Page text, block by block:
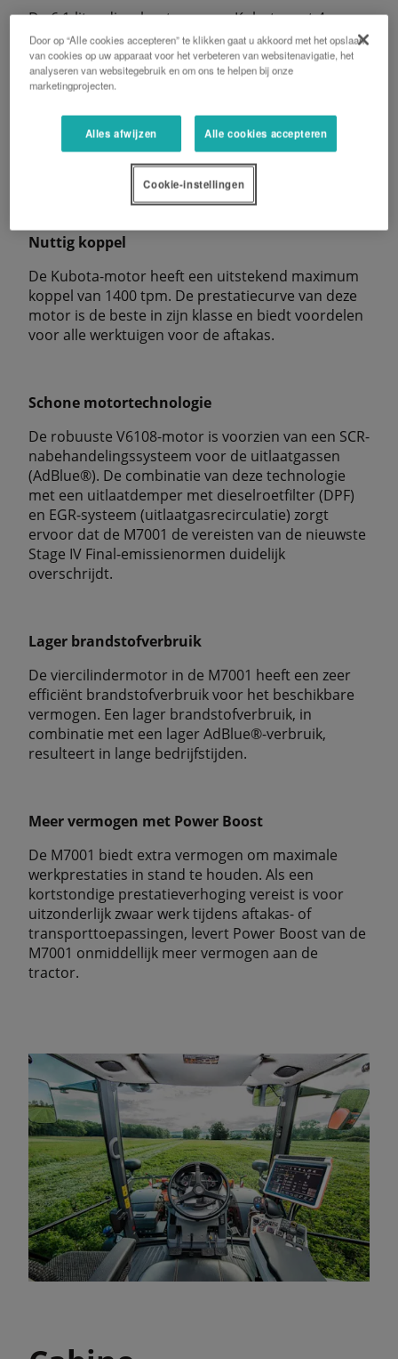
De 6,1-liter dieselmotoren van Kubota met 4
kleppen per cilinder hebben een lange zuigerslag.
Het E-CDIS (Centraal direct Injectiesysteem) biedt
een combinatie van vermogen, efficiënt
brandstofverbruik, en minder geluid en trillingen.
Het common-rail systeem (CRS) regelt de
injectietiming en de hoeveelheid brandstof die in
stadia onder hoge druk wordt ingespoten voor
een optimale verbranding.
Nuttig koppel
De Kubota-motor heeft een uitstekend maximum
koppel van 1400 tpm. De prestatiecurve van deze
motor is de beste in zijn klasse en biedt voordelen
voor alle werktuigen voor de aftakas.
Schone motortechnologie
De robuuste V6108-motor is voorzien van een SCR-
nabehandelingssysteem voor de uitlaatgassen
(AdBlue®). De combinatie van deze technologie
met een uitlaatdemper met dieselroetfilter (DPF)
en EGR-systeem (uitlaatgasrecirculatie) zorgt
ervoor dat de M7001 de vereisten van de nieuwste
Stage IV Final-emissienormen duidelijk
overschrijdt.
Lager brandstofverbruik
De viercilindermotor in de M7001 heeft een zeer
efficiënt brandstofverbruik voor het beschikbare
vermogen. Een lager brandstofverbruik, in
combinatie met een lager AdBlue®-verbruik,
resulteert in lange bedrijfstijden.
Meer vermogen met Power Boost
De M7001 biedt extra vermogen om maximale
werkprestaties in stand te houden. Als een
kortstondige prestatieverhoging vereist is voor
uitzonderlijk zwaar werk tijdens aftakas- of
transporttoepassingen, levert Power Boost van de
M7001 onmiddellijk meer vermogen aan de
tractor.
Door op “Alle cookies accepteren” te klikken gaat u akkoord met het opslaan
van cookies op uw apparaat voor het verbeteren van websitenavigatie, het
analyseren van websitegebruik en om ons te helpen bij onze
marketingprojecten.
Alles afwijzen Alle cookies accepteren
Cookie-instellingen